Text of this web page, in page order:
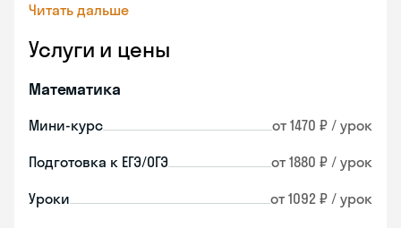
Читать дальше
Услуги и цены
Математика
Мини-курс от 1470 ₽ / урок
Подготовка к ЕГЭ/ОГЭ от 1880 ₽ / урок
Уроки от 1092 ₽ / урок